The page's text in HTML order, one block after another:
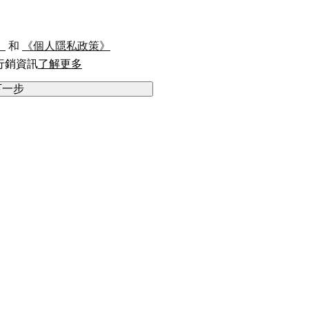
和
《個人隱私政策》
銷資訊了解更多
步